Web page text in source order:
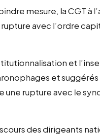
mesure, la CGT à
avec l’ordre
et
et
une rupture avec le
des dirigeants